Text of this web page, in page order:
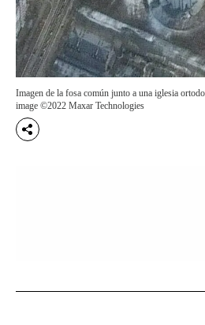
Imagen de la fosa común junto a una iglesia
image ©2022 Maxar Technologies